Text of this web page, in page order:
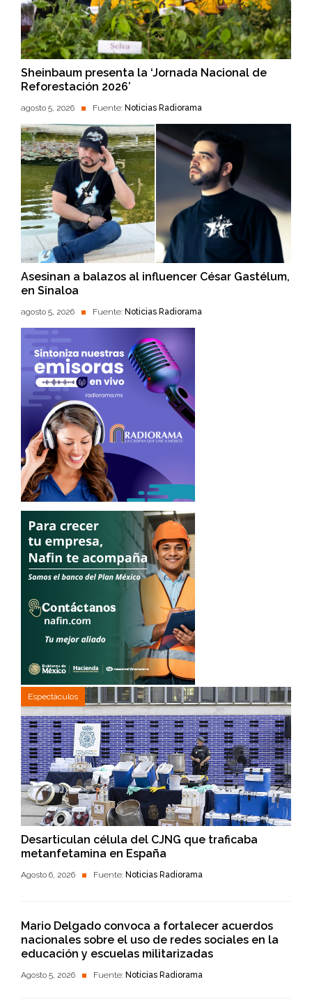
Sheinbaum presenta la ‘Jornada Nacional de
Reforestación 2026’
agosto 5, 2026 Fuente: Noticias Radiorama
Asesinan a balazos al influencer César Gastélum,
en Sinaloa
agosto 5, 2026 Fuente: Noticias Radiorama
Espectáculos
Desarticulan célula del CJNG que traficaba
metanfetamina en España
Agosto 6, 2026 Fuente: Noticias Radiorama
Mario Delgado convoca a fortalecer acuerdos
nacionales sobre el uso de redes sociales en la
educación y escuelas militarizadas
Agosto 5, 2026 Fuente: Noticias Radiorama